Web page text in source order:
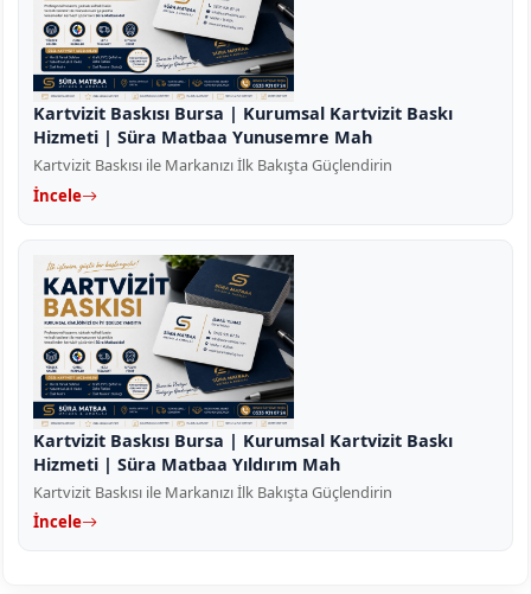
Kartvizit Baskısı Bursa | Kurumsal Kartvizit Baskı
Hizmeti | Süra Matbaa Yunusemre Mah
Kartvizit Baskısı ile Markanızı İlk Bakışta Güçlendirin
İncele
Kartvizit Baskısı Bursa | Kurumsal Kartvizit Baskı
Hizmeti | Süra Matbaa Yıldırım Mah
Kartvizit Baskısı ile Markanızı İlk Bakışta Güçlendirin
İncele